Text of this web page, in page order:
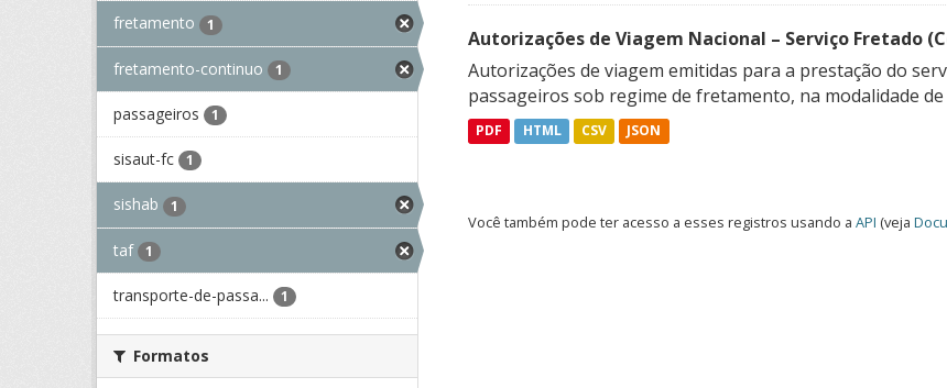
fretamento 1
fretamento-continuo 1
passageiros 1
sisaut-fc 1
sishab 1
taf 1
transporte-de-passa... 1
Formatos
Autorizações de Viagem Nacional – Serviço Fretado
Autorizações de viagem emitidas para a prestação do
passageiros sob regime de fretamento, na modalidade
PDF HTML CSV JSON
Você também pode ter acesso a esses registros usando a API (veja